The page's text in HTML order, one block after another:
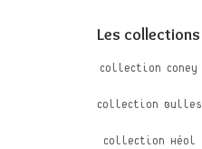
Les collections
Collection Coney
Collection Bulles
Collection Héol